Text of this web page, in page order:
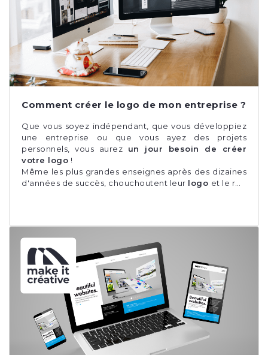
Comment créer le logo de mon entreprise ?
Que vous soyez indépendant, que vous développiez
une entreprise ou que vous ayez des projets
personnels, vous aurez un jour besoin de créer
votre logo !
Même les plus grandes enseignes après des dizaines
d'années de succès, chouchoutent leur logo et le r…